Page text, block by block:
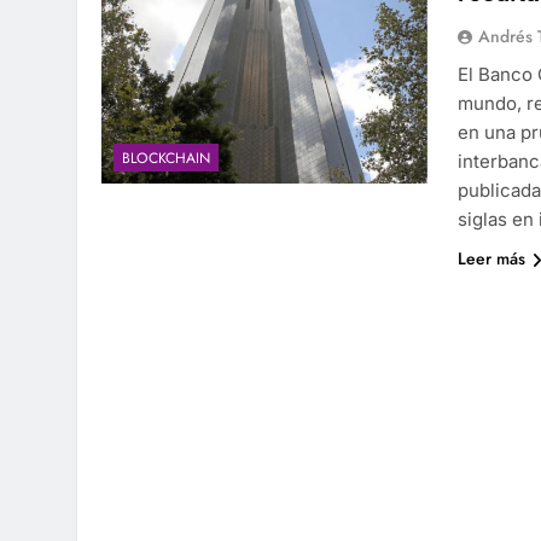
BLOCKCHAIN
Andrés
El Banco
mundo,
en una
siglas
Leer más